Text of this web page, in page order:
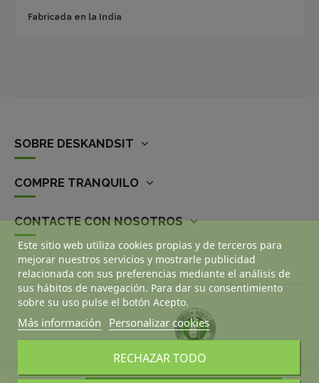
Fabricada en la India
SOBRE DESKANDSIT
COMPRE TRANQUILO
CONTACTE CON NOSOTROS
Este sitio web utiliza cookies propias y de terceros para
mejorar nuestros servicios y mostrarle publicidad
relacionada con sus preferencias mediante el análisis de
sus hábitos de navegación. Para dar su consentimiento
sobre su uso pulse el botón Acepto.
Más información Personalizar cookies
RECHAZAR TODO